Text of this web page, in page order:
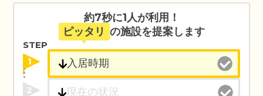
約7秒に1人が利用！
ピッタリ の施設を提案します
STEP
1
2